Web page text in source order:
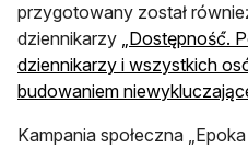
przygotowany został
dziennikarzy „Dostępność́.
dziennikarzy i wszystkich
budowaniem
Kampania społeczna